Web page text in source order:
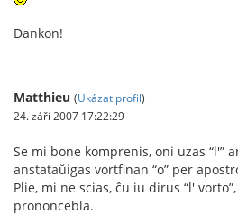
Dankon!
Matthieu (Ukázat profil)
24. září 2007 17:22:29
Se mi bone komprenis, oni uzas “l'”
anstataŭigas vortfinan “o” per
Plie, mi ne scias, ĉu iu dirus “l'
prononcebla.